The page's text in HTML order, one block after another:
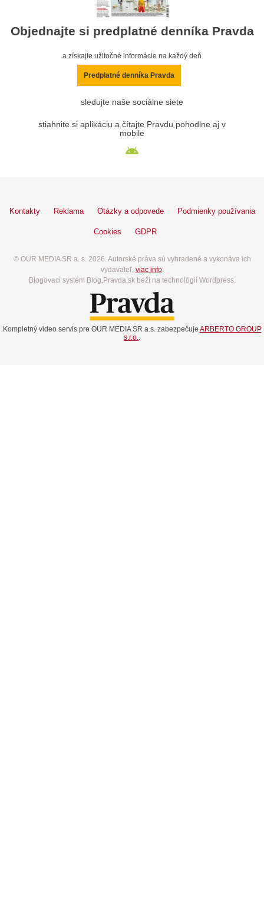
Objednajte si predplatné denníka Pravda
a získajte užitočné informácie na každý deň
Predplatné denníka Pravda
sledujte naše sociálne siete
stiahnite si aplikáciu a čítajte Pravdu pohodlne aj v
mobile
Kontakty Reklama Otázky a odpovede Podmienky používania
Cookies GDPR
© OUR MEDIA SR a. s. 2026. Autorské práva sú vyhradené a vykonáva ich
vydavateľ, viac info.
Blogovací systém Blog.Pravda.sk beží na technológií Wordpress.
Kompletný video servis pre OUR MEDIA SR a.s. zabezpečuje ARBERTO GROUP
s.r.o..